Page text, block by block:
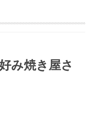
み焼き屋さ